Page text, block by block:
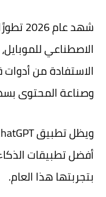
شهد
الاصطناعي
الاستفادة من
وصناعة المحتوى
أفضل تطبيقات
بتجربتها هذا العام.